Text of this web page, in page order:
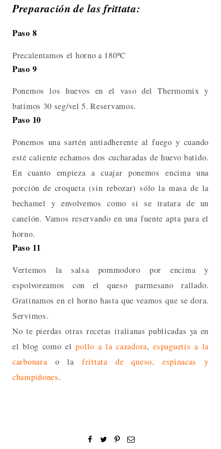
Preparación de las frittata:
Paso 8
Precalentamos el horno a 180ºC
Paso 9
Ponemos los huevos en el vaso del Thermomix y
batimos 30 seg/vel 5. Reservamos.
Paso 10
Ponemos una sartén antiadherente al fuego y cuando
esté caliente echamos dos cucharadas de huevo batido.
En cuanto empieza a cuajar ponemos encima una
porción de croqueta (sin rebozar) sólo la masa de la
bechamel y envolvemos como si se tratara de un
canelón. Vamos reservando en una fuente apta para el
horno.
Paso 11
Vertemos la salsa pommodoro por encima y
espolvoreamos con el queso parmesano rallado.
Gratinamos en el horno hasta que veamos que se dora.
Servimos.
No te pierdas otras recetas italianas publicadas ya en
el blog como elpollo a la cazadora,espaguetis a la
carbonarao lafrittata de queso, espinacas y
champiñones.